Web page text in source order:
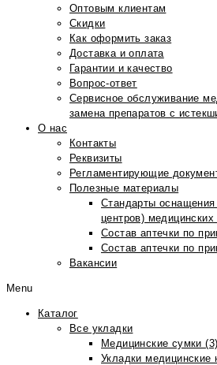
Оптовым клиентам
Скидки
Как оформить заказ
Доставка и оплата
Гарантии и качество
Вопрос-ответ
Сервисное обслуживание
замена препаратов с
О нас
Контакты
Реквизиты
Регламентирующие
Полезные материалы
Стандарты оснащения
центров) медицинских
Состав аптечки по
Состав аптечки по
Вакансии
Menu
Каталог
Все укладки
Медицинские сумки (3)
Укладки